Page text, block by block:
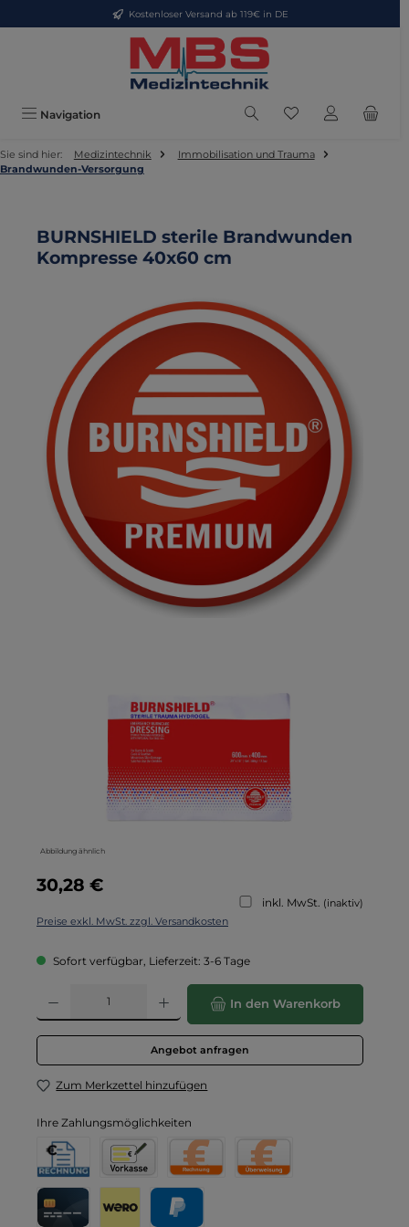
Zum Hauptinhalt springenKostenloser Versand ab 119€ in DE
Navigation Du hast 0
Sie sind hier: Medizintechnik
Immobilisation und Trauma
Brandwunden-Versorgung
BURNSHIELD sterile Brandwunden
Kompresse 40x60 cm
Abbildung ähnlich
Regulärer Preis:
30,28 €
inkl. MwSt. (inaktiv)
Preise exkl. MwSt. zzgl. Versandkosten
Sofort verfügbar, Lieferzeit: 3-6 Tage
Produkt Anzahl: Gib den gewünschten Wert ein oder benutze die
In den Warenkorb
Angebot anfragen
Zum Merkzettel hinzufügen
Ihre Zahlungsmöglichkeiten
Rechnung
Rechnung für Behörden
Vorkasse